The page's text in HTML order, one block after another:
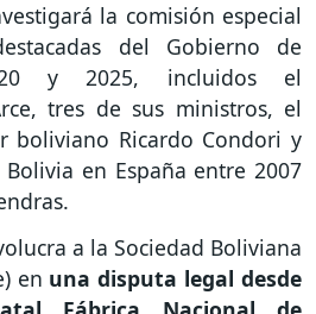
la comisión especial
del Gobierno de
y 2025, incluidos el
tres de sus ministros, el
boliviano Ricardo Condori y
en España entre 2007
a la Sociedad Boliviana
en una disputa legal desde